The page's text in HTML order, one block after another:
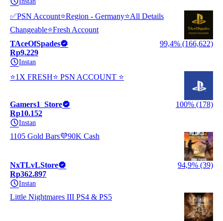
✅PSN Account⭐Region - Germany⭐All Details
Changeable⭐Fresh Account
TAceOfSpades
99,4% (166,622)
Rp9.229
Instan
⭐1X FRESH⭐ PSN ACCOUNT ⭐
Gamers1_Store
100% (178)
Rp10.152
Instan
1105 Gold Bars💜90K Cash
NxTLvLStore
94,9% (39)
Rp362.897
Instan
Little Nightmares III PS4 & PS5